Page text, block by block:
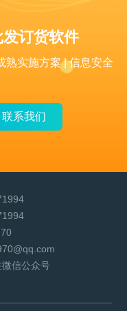
订货软件
熟实施方案 | 信息安全
联系我们
信公众号